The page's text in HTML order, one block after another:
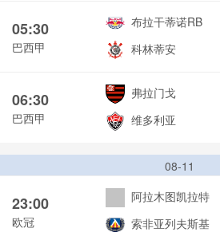
05:30
巴西甲
布拉干蒂诺RB
科林蒂安
06:30
巴西甲
弗拉门戈
维多利亚
08-11
23:00
欧冠
阿拉木图凯拉特
索非亚列夫斯基